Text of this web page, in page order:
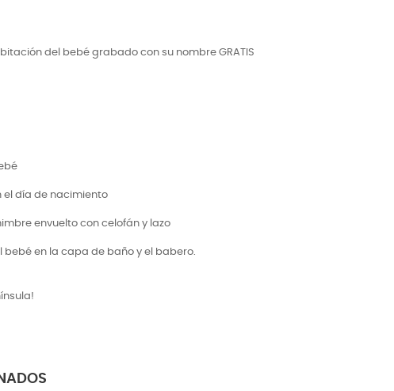
del bebé grabado con su nombre GRATIS
el día de nacimiento
envuelto con celofán y lazo
bebé en la capa de baño y el babero.